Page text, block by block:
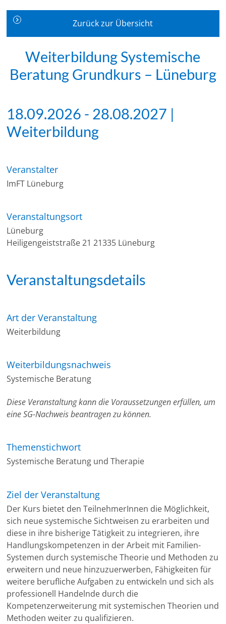
Zurück zur Übersicht
Weiterbildung Systemische
Beratung Grundkurs – Lüneburg
18.09.2026 - 28.08.2027 |
Weiterbildung
Veranstalter
ImFT Lüneburg
Veranstaltungsort
Lüneburg
Heiligengeiststraße 21 21335 Lüneburg
Veranstaltungsdetails
Art der Veranstaltung
Weiterbildung
Weiterbildungsnachweis
Systemische Beratung
Diese Veranstaltung kann die Voraussetzungen erfüllen, um
eine SG-Nachweis beantragen zu können.
Themenstichwort
Systemische Beratung und Therapie
Ziel der Veranstaltung
Der Kurs bietet den TeilnehmerInnen die Möglichkeit,
sich neue systemische Sichtweisen zu erarbeiten und
diese in ihre bisherige Tätigkeit zu integrieren, ihre
Handlungskompetenzen in der Arbeit mit Familien-
Systemen durch systemische Theorie und Methoden zu
erweitern und neue hinzuzuerwerben, Fähigkeiten für
weitere berufliche Aufgaben zu entwickeln und sich als
professionell Handelnde durch die
Kompetenzerweiterung mit systemischen Theorien und
Methoden weiter zu qualifizieren.